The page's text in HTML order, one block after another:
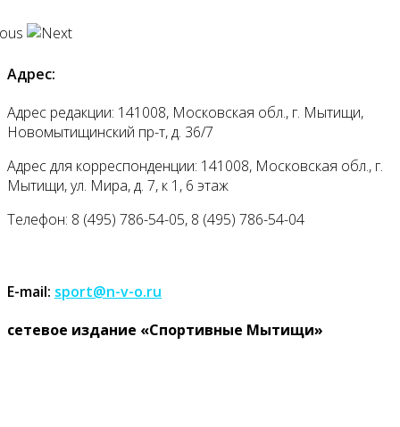
Адрес:
Адрес редакции: 141008, Московская обл., г. Мытищи,
Новомытищинский пр-т, д. 36/7
Адрес для корреспонденции: 141008, Московская обл., г.
Мытищи, ул. Мира, д. 7, к 1, 6 этаж
Телефон: 8 (495) 786-54-05, 8 (495) 786-54-04
E-mail: sport@n-v-o.ru
cетевое издание «Спортивные Мытищи»